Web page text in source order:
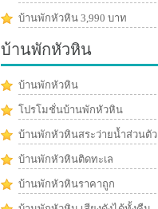
บ้านพักหัวหิน 3,990 บาท
บ้านพักหัวหิน
บ้านพักหัวหิน
โปรโมชั่นบ้านพักหัวหิน
บ้านพักหัวหินสระว่ายน้ำส่วนตัว
บ้านพักหัวหินติดทะเล
บ้านพักหัวหินราคาถูก